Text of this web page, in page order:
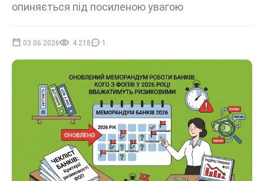
опиняється під посиленою увагою
03.06.2026 4 218 1